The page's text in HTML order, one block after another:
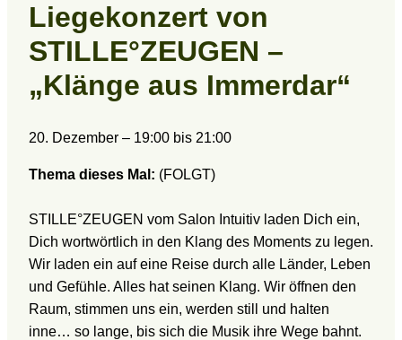
Liegekonzert von
STILLE°ZEUGEN –
„Klänge aus Immerdar“
20. Dezember – 19:00 bis 21:00
Thema dieses Mal: (FOLGT)
STILLE°ZEUGEN vom Salon Intuitiv laden Dich ein,
Dich wortwörtlich in den Klang des Moments zu legen.
Wir laden ein auf eine Reise durch alle Länder, Leben
und Gefühle. Alles hat seinen Klang. Wir öffnen den
Raum, stimmen uns ein, werden still und halten
inne… so lange, bis sich die Musik ihre Wege bahnt.